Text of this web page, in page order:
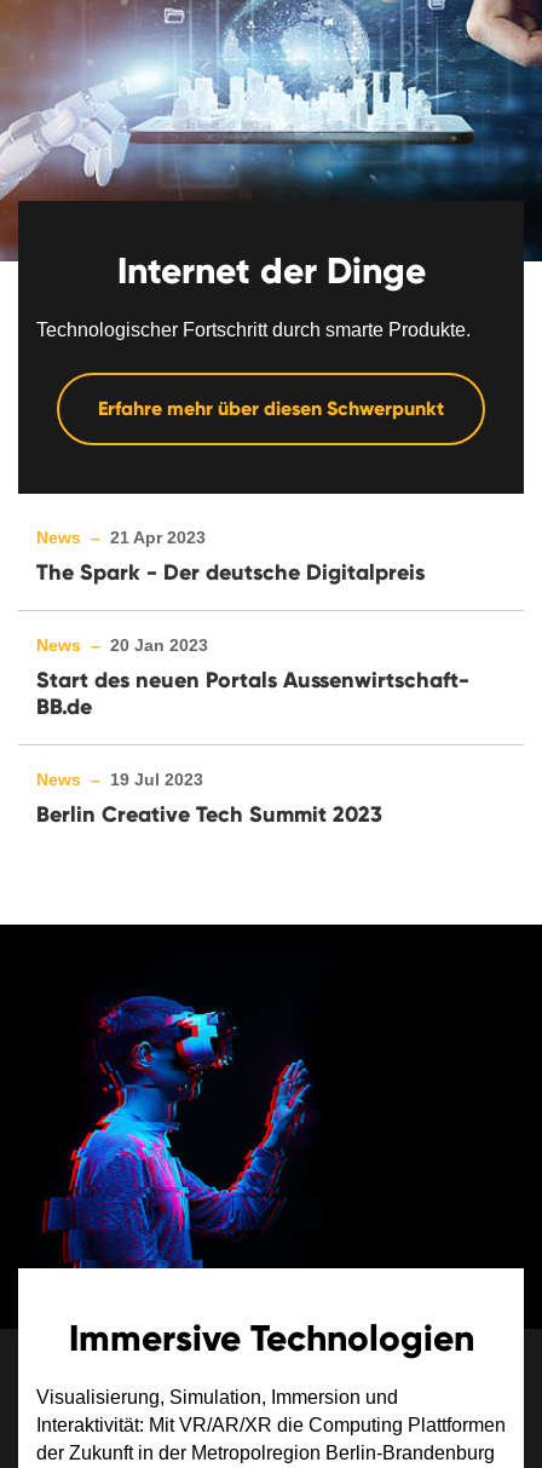
Internet der Dinge
Technologischer Fortschritt durch smarte Produkte.
Erfahre mehr über diesen Schwerpunkt
News – 21 Apr 2023
The Spark - Der deutsche Digitalpreis
News – 20 Jan 2023
Start des neuen Portals Aussenwirtschaft-
BB.de
News – 19 Jul 2023
Berlin Creative Tech Summit 2023
Immersive Technologien
Visualisierung, Simulation, Immersion und
Interaktivität: Mit VR/AR/XR die Computing Plattformen
der Zukunft in der Metropolregion Berlin-Brandenburg